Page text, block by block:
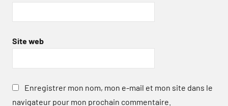
Site web
Enregistrer mon nom, mon e-mail et mon site dans le
navigateur pour mon prochain commentaire.